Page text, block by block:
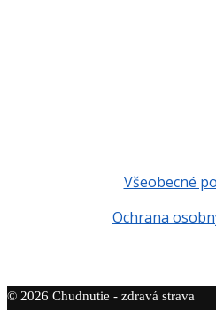
Všeobecné
Ochrana
© 2026 Chudnutie - zdravá strava